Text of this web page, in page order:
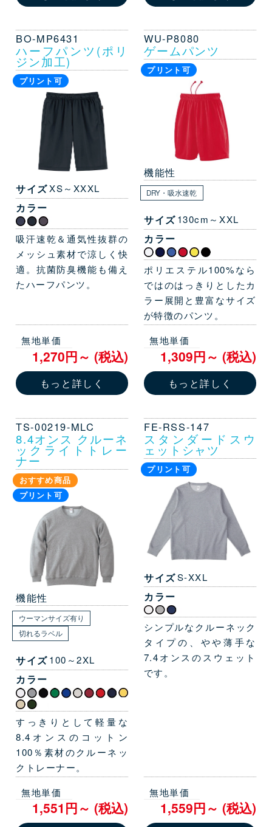
BO-MP6431
ハーフパンツ(ポリ
ジン加工)
プリント可
サイズXS～XXXL
カラー
吸汗速乾＆通気性抜群の
メッシュ素材で涼しく快
適。抗菌防臭機能も備え
たハーフパンツ。
無地単価
1,270円～ (税込)
もっと詳しく
WU-P8080
ゲームパンツ
プリント可
機能性
DRY・吸水速乾
サイズ130cm～XXL
カラー
ポリエステル100%なら
ではのはっきりとしたカ
ラー展開と豊富なサイズ
が特徴のパンツ。
無地単価
1,309円～ (税込)
もっと詳しく
TS-00219-MLC
8.4オンス クルーネ
ックライトトレー
ナー
おすすめ商品
プリント可
機能性
ウーマンサイズ有り
切れるラベル
サイズ100～2XL
カラー
すっきりとして軽量な
8.4オンスのコットン
100％素材のクルーネッ
クトレーナー。
無地単価
1,551円～ (税込)
FE-RSS-147
スタンダードスウ
ェットシャツ
プリント可
サイズS-XXL
カラー
シンプルなクルーネック
タイプの、やや薄手な
7.4オンスのスウェット
です。
無地単価
1,559円～ (税込)